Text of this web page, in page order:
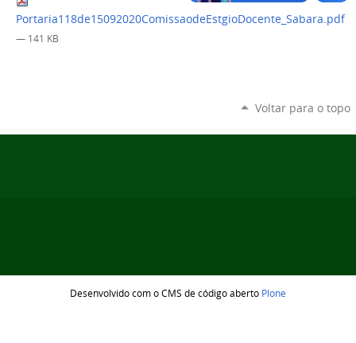
Portaria118de15092020ComissaodeEstgioDocente_Sabara.pdf
— 141 KB
Voltar para o topo
Desenvolvido com o CMS de código aberto Plone